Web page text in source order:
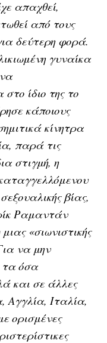
απαχθεί,
από τους
δεύτερη φορά.
γυναίκα
ίδιο της το
κάποιους
κίνητρα
παρά τις
στιγμή, η
βίας,
Ραμαντάν
«σιωνιστικής
να μην
τα όσα
και σε άλλες
Αγγλία, Ιταλία,
ορισμένες